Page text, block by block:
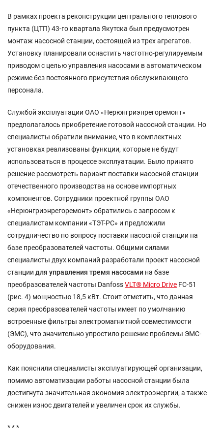
В рамках проекта реконструкции центрального теплового
пункта (ЦТП) 43-го квартала Якутска был предусмотрен
монтаж насосной станции, состоящей из трех агрегатов.
Установку планировали оснастить частотно-регулируемым
приводом с целью управления насосами в автоматическом
режиме без постоянного присутствия обслуживающего
персонала.
Службой эксплуатации ОАО «Нерюнгриэнрегоремонт»
предполагалось приобретение готовой насосной станции. Но
специалисты обратили внимание, что в комплектных
установках реализованы функции, которые не будут
использоваться в процессе эксплуатации. Было принято
решение рассмотреть вариант поставки насосной станции
отечественного производства на основе импортных
компонентов. Сотрудники проектной группы ОАО
«Нерюнгриэнрегоремонт» обратились с запросом к
специалистам компании «ТЭТ-РС» и предложили
сотрудничество по вопросу поставки насосной станции на
базе преобразователей частоты. Общими силами
специалисты двух компаний разработали проект насосной
станции для управления тремя насосами на базе
преобразователей частоты DanfossVLT® Micro Drive FC-51
(рис. 4) мощностью 18,5 кВт. Стоит отметить, что данная
серия преобразователей частоты имеет по умолчанию
встроенные фильтры электромагнитной совместимости
(ЭМС), что значительно упростило решение проблемы ЭМС-
оборудования.
Как пояснили специалисты эксплуатирующей организации,
помимо автоматизации работы насосной станции была
достигнута значительная экономия электроэнергии, а также
снижен износ двигателей и увеличен срок их службы.
* * *